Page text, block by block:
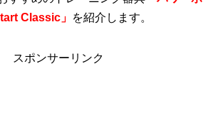
Classic」 を紹介します。
スポンサーリンク